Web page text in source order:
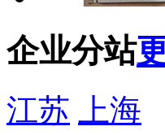
企业分站
江苏
上海